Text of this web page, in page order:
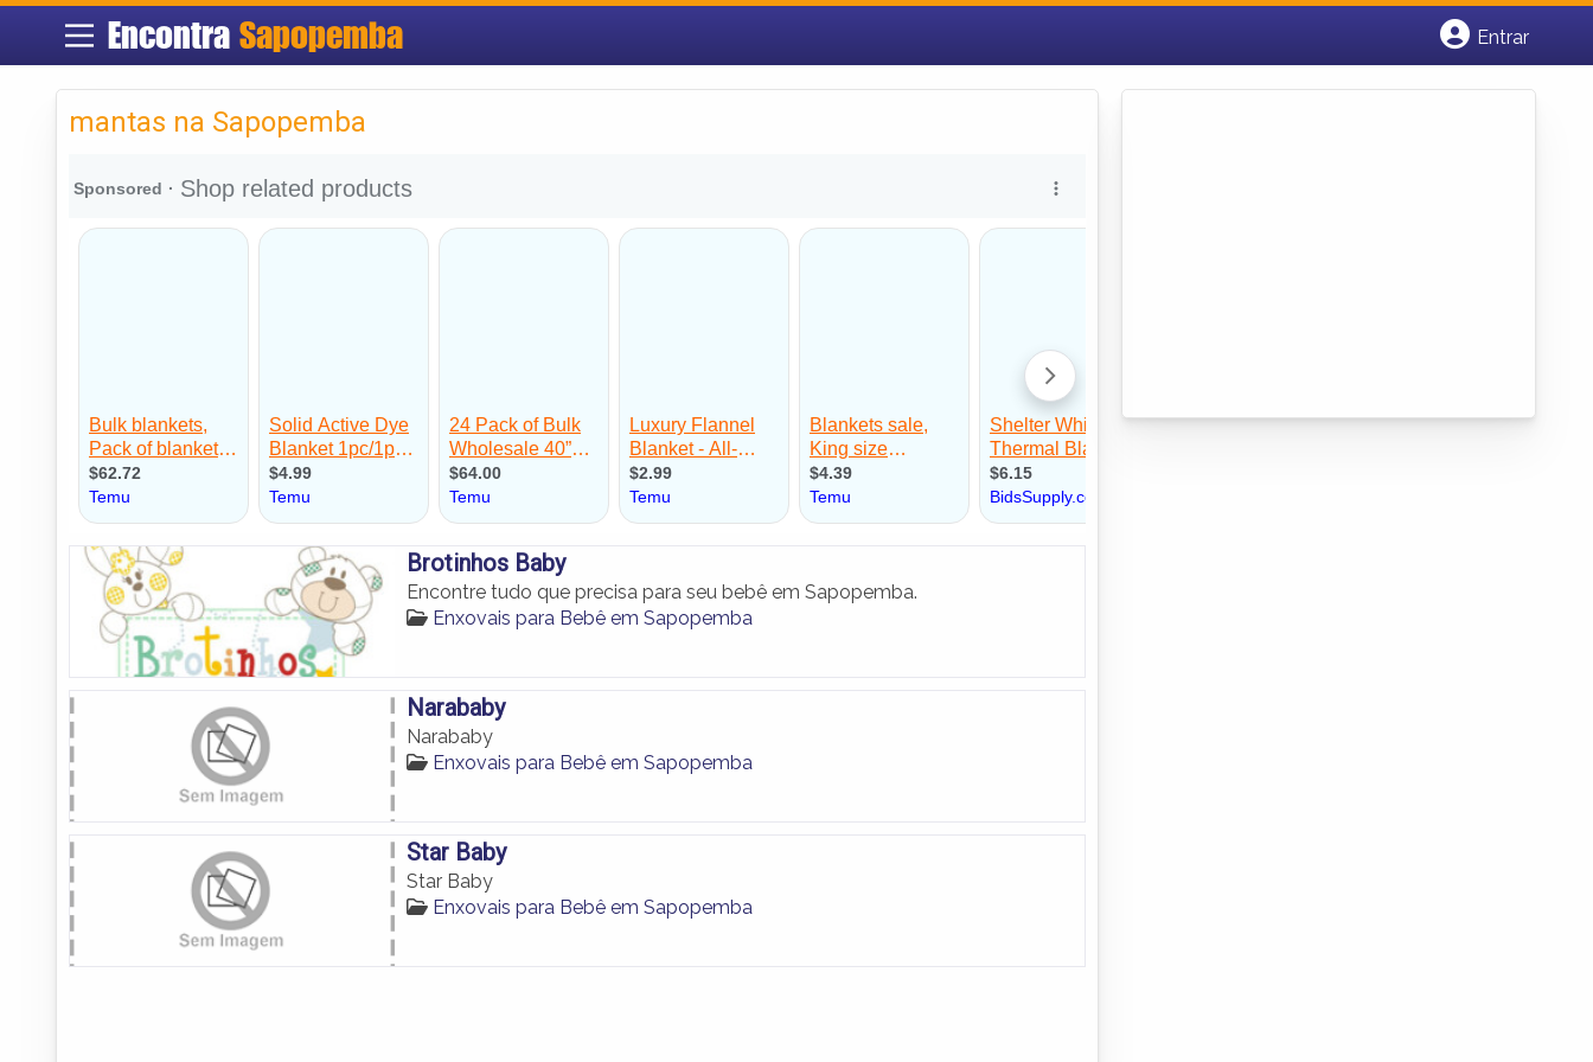
Encontra Sapopemba
Entrar
mantas na Sapopemba
Brotinhos Baby
Encontre tudo que precisa para seu bebê em Sapopemba.
Enxovais para Bebê em Sapopemba
Narababy
Narababy
Enxovais para Bebê em Sapopemba
Star Baby
Star Baby
Enxovais para Bebê em Sapopemba